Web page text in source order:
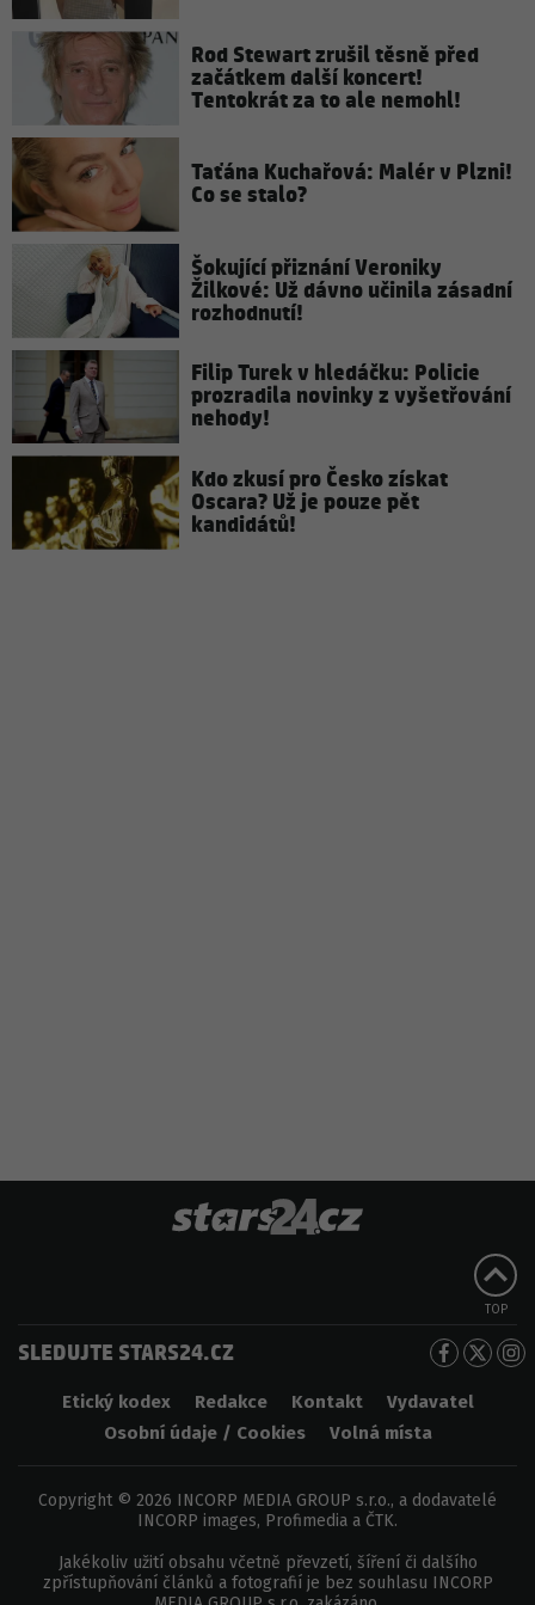
Rod Stewart zrušil těsně před
začátkem další koncert!
Tentokrát za to ale nemohl!
Taťána Kuchařová: Malér v Plzni!
Co se stalo?
Šokující přiznání Veroniky
Žilkové: Už dávno učinila zásadní
rozhodnutí!
Filip Turek v hledáčku: Policie
prozradila novinky z vyšetřování
nehody!
Kdo zkusí pro Česko získat
Oscara? Už je pouze pět
kandidátů!
TOP
SLEDUJTE STARS24.CZ
Etický kodex Redakce Kontakt
Vydavatel
Osobní údaje / Cookies
Volná místa
Copyright © 2026 INCORP MEDIA GROUP s.r.o., a dodavatelé
INCORP images, Profimedia a ČTK.
Jakékoliv užití obsahu včetně převzetí, šíření či dalšího
zpřístupňování článků a fotografií je bez souhlasu INCORP